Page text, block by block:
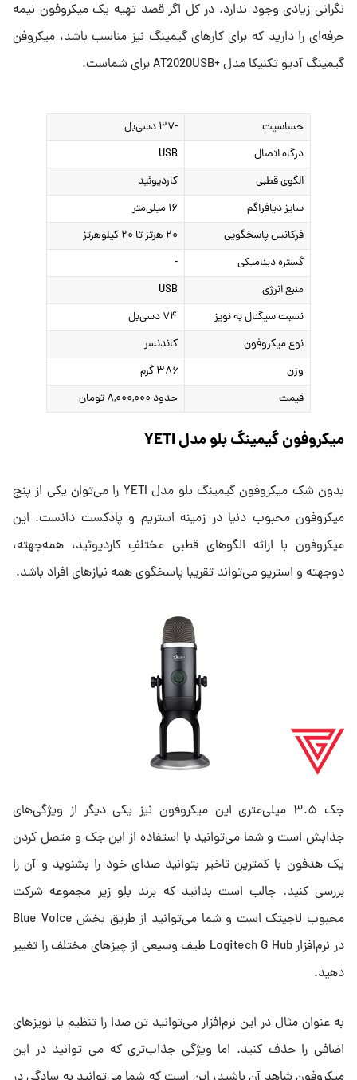
نگرانی زیادی وجود ندارد. در کل اگر قصد تهیه یک میکروفون نیمه
حرفه‌ای را دارید که برای کارهای گیمینگ نیز مناسب باشد، میکروفن
گیمینگ آدیو تکنیکا مدل +AT2020USB برای شماست.
حساسیت
-۳۷ دسی‌بل
درگاه اتصال
USB
الگوی قطبی
کاردیوئید
سایز دیافراگم
۱۶ میلی‌متر
فرکانس پاسخگویی
۲۰ هرتز تا ۲۰ کیلوهرتز
گستره دینامیکی
-
منبع انرژی
USB
نسبت سیگنال به نویز
۷۴ دسی‌بل
نوع میکروفون
کاندنسر
وزن
۳۸۶ گرم
قیمت
حدود ۸,۰۰۰,۰۰۰ تومان
میکروفون گیمینگ بلو مدل YETI
بدون شک میکروفون گیمینگ بلو مدل YETI را می‌توان یکی از پنج
میکروفون محبوب دنیا در زمینه استریم و پادکست دانست. این
میکروفون با ارائه الگوهای قطبی مختلفِ کاردیوئید، همه‌جهته،
دوجهته و استریو می‌تواند تقریبا پاسخگوی همه نیازهای افراد باشد.
جک ۳.۵ میلی‌متری این میکروفون نیز یکی دیگر از ویژگی‌های
جذابش است و شما می‌توانید با استفاده از این جک و متصل کردن
یک هدفون با کمترین تاخیر بتوانید صدای خود را بشنوید و آن را
بررسی کنید. جالب است بدانید که برند بلو زیر مجموعه شرکت
محبوب لاجیتک است و شما می‌توانید از طریق بخش Blue Vo!ce
در نرم‌افزار Logitech G Hub طیف وسیعی از چیزهای مختلف را تغییر
دهید.
به عنوان مثال در این نرم‌افزار می‌توانید تن صدا را تنظیم یا نویزهای
اضافی را حذف کنید. اما ویژگی جذاب‌تری که می توانید در این